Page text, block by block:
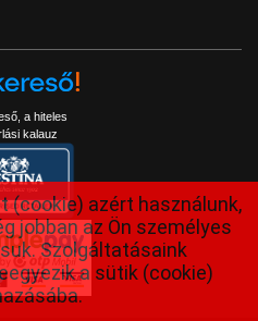
a hiteles
kalauz
(cookie) azért használunk,
jobban az Ön személyes
Szolgáltatásaink
a sütik (cookie)